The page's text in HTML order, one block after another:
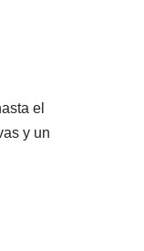
el
y un